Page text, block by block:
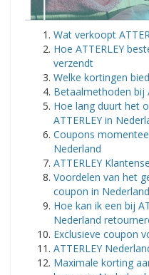
​Wat verkoopt
Hoe ATTERLEY
verzendt
Welke kortingen
Betaalmethoden bij
Hoe lang duurt het
ATTERLEY in
Coupons
Nederland
ATTERLEY
Voordelen van het
coupon in Nederland
Hoe kan ik een bij
Nederland
Exclusieve coupon
ATTERLEY
Maximale korting